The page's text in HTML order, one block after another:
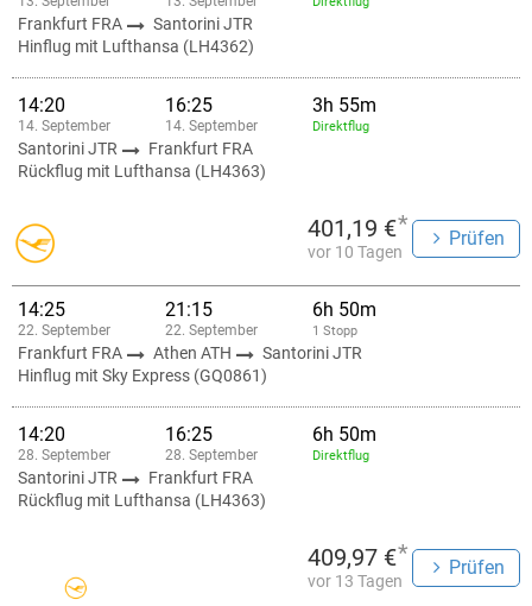
Frankfurt FRA
Santorini JTR
Hinflug mit Lufthansa (LH4362)
14:20
14. September
16:25
14. September
3h 55m
Direktflug
Santorini JTR
Frankfurt FRA
Rückflug mit Lufthansa (LH4363)
401,19 €*
vor 10 Tagen
Prüfen
14:25
22. September
21:15
22. September
6h 50m
1 Stopp
Frankfurt FRA Athen ATH
Santorini JTR
Hinflug mit Sky Express (GQ0861)
14:20
28. September
16:25
28. September
6h 50m
Direktflug
Santorini JTR
Frankfurt FRA
Rückflug mit Lufthansa (LH4363)
409,97 €*
vor 13 Tagen
Prüfen